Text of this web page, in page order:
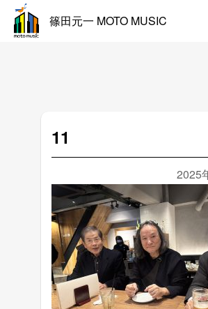
篠田元一 MOTO MUSIC
11
2025